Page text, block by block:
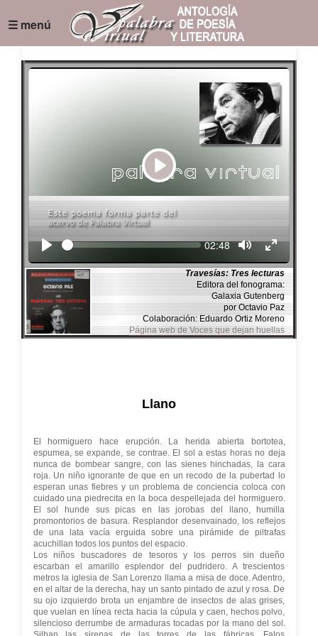
☰ menú
Play
Seek Current
02:48
Travesías: Tres lecturas
Editora del fonograma:
Galaxia Gutenberg
por Octavio Paz
Colaboración: Eduardo Ortiz Moreno
Página web de Voces que dejan huellas
Llano
El hormiguero hace erupción. La herida abierta bortotea,
espumea, se expande, se contrae. El sol a estas horas no deja
nunca de bombear sangre, con las sienes hinchadas, la cara
roja. Un niño ignorante de que en un recodo de la pubertad lo
esperan unas fiebres y un problema de conciencia coloca con
cuidado una piedrecita en la boca despellejada del hormiguero.
El sol hunde sus picas en las jorobas del llano, humilla
promontorios de basura. Resplandor desenvainado, los reflejos
de una lata vacía erguida sobre una pirámide de piltrafas
acuchillan todos los puntos del espacio.
Los niños buscadores de tesoros y los perros sin dueño
escarban el amarillo esplendor del pudridero. A trescientos
metros la iglesia de San Lorenzo llama a misa de doce. Adentro,
en el altar de la derecha, hay un santo pintado de azul y rosa. De
su ojo izquierdo brota un enjambre de insectos de alas grises,
que vuelan en línea recta hacia la cúpula y caen, hechos polvo,
silencioso derrumbe de armaduras tocadas por la mano del sol.